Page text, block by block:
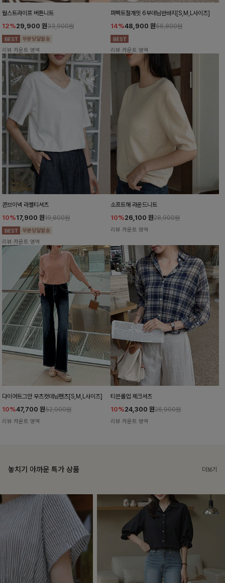
월스트라이프 버튼니트
12%29,900 원33,900원
리뷰 카운트 영역
퍼펙트절개핏 6부데님반바지[S,M,L사이즈]
14%48,900 원56,800원
리뷰 카운트 영역
콘브이넥 라벨티셔츠
10%17,900 원19,800원
리뷰 카운트 영역
소프트해 라운드니트
10%26,100 원28,900원
리뷰 카운트 영역
다이어트그만 부츠컷데님팬츠[S,M,L사이즈]
10%47,700 원52,900원
리뷰 카운트 영역
티븐롤업 체크셔츠
10%24,300 원26,900원
리뷰 카운트 영역
놓치기 아까운 특가 상품 더보기